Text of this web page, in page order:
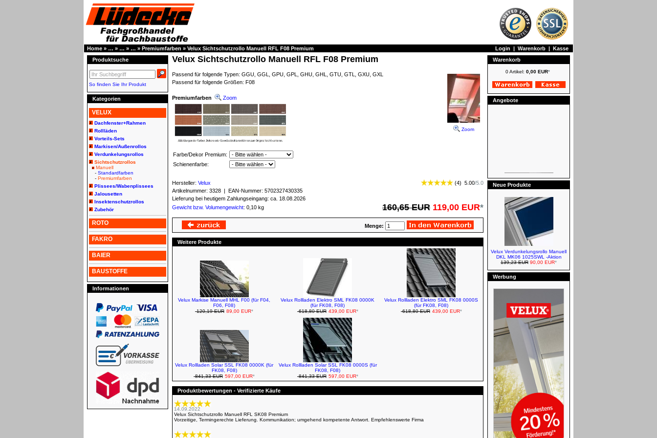
Home » … » … » … » Premiumfarben » Velux Sichtschutzrollo Manuell RFL F08 Premium Login | Warenkorb | Kasse
Produktsuche
So finden Sie Ihr Produkt
Kategorien
VELUX
Dachfenster+Rahmen
Rollläden
Vorteils-Sets
Markisen/Außenrollos
Verdunkelungsrollos
Sichtschutzrollos
Manuell
- Standardfarben
- Premiumfarben
Plissees/Wabenplissees
Jalousetten
Insektenschutzrollos
Zubehör
ROTO
FAKRO
BAIER
BAUSTOFFE
Informationen
Velux Sichtschutzrollo Manuell RFL F08 Premium
Zoom
Passend für folgende Typen: GGU, GGL, GPU, GPL, GHU, GHL, GTU, GTL, GXU, GXL
Passend für folgende Größen: F08
Premiumfarben Zoom
Farbe/Dekor Premium:
Schienenfarbe:
Hersteller: Velux (4) 5.00/5.0
Artikelnummer: 3328 | EAN-Nummer: 5702327430335
Lieferung bei heutigem Zahlungseingang: ca. 18.08.2026
Gewicht bzw. Volumengewicht: 0,10 kg 160,65 EUR 119,00 EUR*
Menge:
Weitere Produkte
Velux Markise Manuell MHL F00 (für F04,
F06, F08)
120,19 EUR 89,00 EUR*
Velux Rollladen Elektro SML FK08 0000K
(für FK08, F08)
618,80 EUR 439,00 EUR*
Velux Rollladen Elektro SML FK08 0000S
(für FK08, F08)
618,80 EUR 439,00 EUR*
Velux Rollladen Solar SSL FK08 0000K (für
FK08, F08)
841,33 EUR 597,00 EUR*
Velux Rollladen Solar SSL FK08 0000S (für
FK08, F08)
841,33 EUR 597,00 EUR*
Produktbewertungen - Verifizierte Käufe
14.09.2022
Velux Sichtschutzrollo Manuell RFL SK08 Premium
Vorzeitige, Termingerechte Lieferung. Kommunikation; umgehend kompetente Antwort. Empfehlenswerte Firma
Warenkorb
0 Artikel: 0,00 EUR*
Angebote
VELUX Vorteils-Sets Markise +
Sichtschutzrollo
VELUX Plissees - Manuell
FAKRO Klapp-Schwingfenster
Baier Rollläden für ROTO
Neue Produkte
Velux Verdunkelungsrollo Manuell
DKL MK06 1025SWL -Aktion
139,23 EUR 90,00 EUR*
Werbung